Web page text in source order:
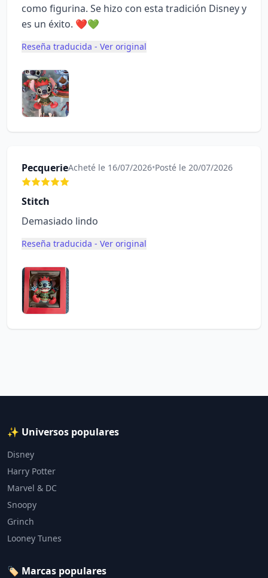
como figurina. Se hizo con esta tradición Disney y
es un éxito. ❤️💚
Reseña traducida - Ver original
PecquerieAcheté le 16/07/2026•Posté le 20/07/2026
Stitch
Demasiado lindo
Reseña traducida - Ver original
✨ Universos populares
Disney
Harry Potter
Marvel & DC
Snoopy
Grinch
Looney Tunes
🏷️ Marcas populares